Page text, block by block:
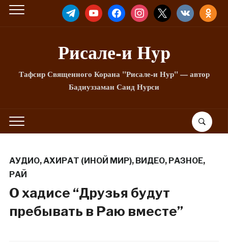
TELEGRAMYOUTUBEFACEBOOKINSTAGRAM
X VKONTAKTE
Рисале-и Hyp
Тафсир Священного Корана "Рисале-и Нур" — автор
Бадиуззаман Саид Нурси
АУДИО,АХИРАТ (ИНОЙ МИР), ВИДЕО, РАЗНОЕ,
РАЙ
О хадисе “Друзья будут
пребывать в Раю вместе”